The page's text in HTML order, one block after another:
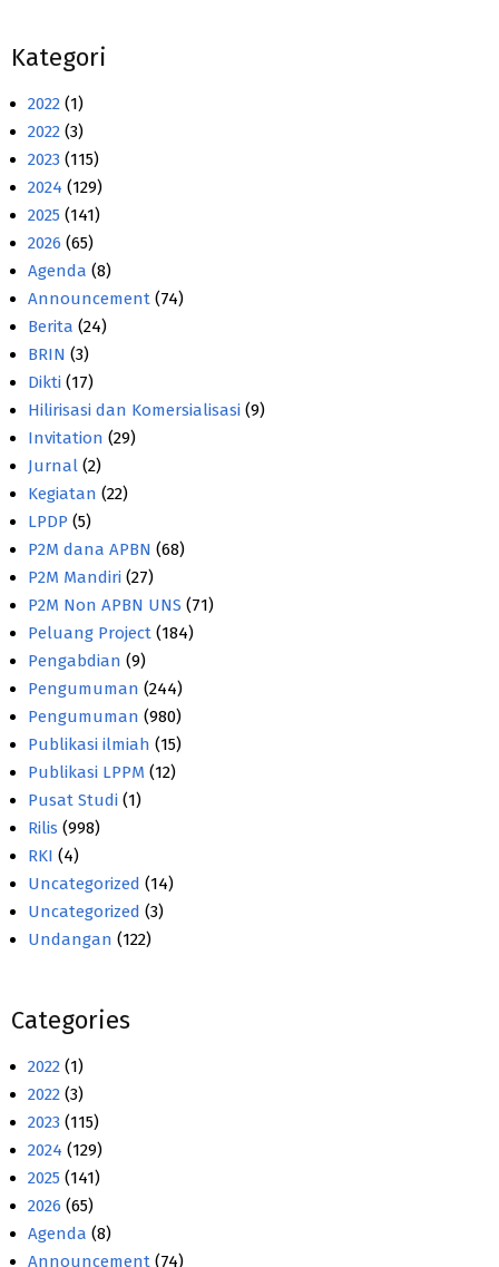
Kategori
2022 (1)
2022 (3)
2023 (115)
2024 (129)
2025 (141)
2026 (65)
Agenda (8)
Announcement (74)
Berita (24)
BRIN (3)
Dikti (17)
Hilirisasi dan Komersialisasi (9)
Invitation (29)
Jurnal (2)
Kegiatan (22)
LPDP (5)
P2M dana APBN (68)
P2M Mandiri (27)
P2M Non APBN UNS (71)
Peluang Project (184)
Pengabdian (9)
Pengumuman (244)
Pengumuman (980)
Publikasi ilmiah (15)
Publikasi LPPM (12)
Pusat Studi (1)
Rilis (998)
RKI (4)
Uncategorized (14)
Uncategorized (3)
Undangan (122)
Categories
2022 (1)
2022 (3)
2023 (115)
2024 (129)
2025 (141)
2026 (65)
Agenda (8)
Announcement (74)